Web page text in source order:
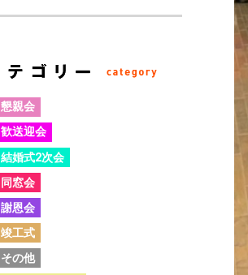
懇親会
歓送迎会
結婚式2次会
同窓会
謝恩会
竣工式
その他